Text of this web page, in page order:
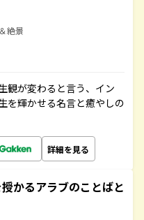
絶景
観が変わると言う、イン
を輝かせる名言と癒やしの
詳細を見る
かるアラブのことばと